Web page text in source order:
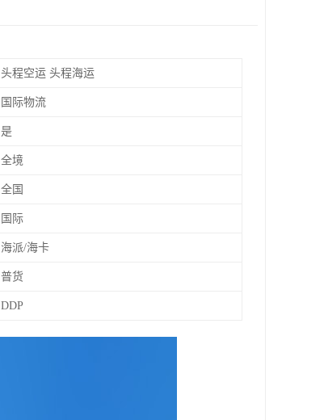
头程空运 头程海运
国际物流
是
全境
全国
国际
海派/海卡
普货
DDP